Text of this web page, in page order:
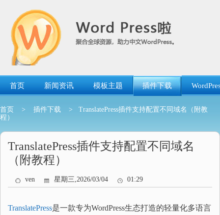
首页 新闻资讯 模板主题 插件下载
首页 > 插件下载
> TranslatePress插件支持配置不同域名（附教
程）
TranslatePress插件支持配置不同域名
（附教程）
ven 星期三,2026/03/04 01:29
TranslatePress是一款专为WordPress生态打造的轻量化多语言